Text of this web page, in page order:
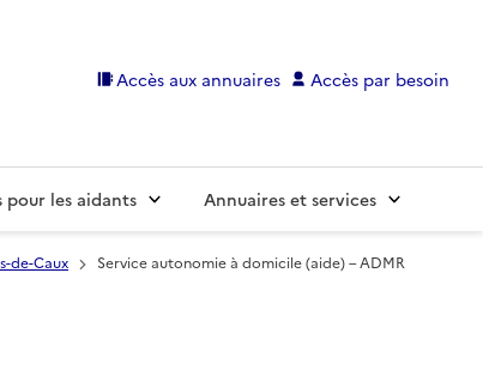
Accès aux annuaires Accès par besoin
pour les aidants Annuaires et services
de-Caux Service autonomie à domicile (aide) – ADMR